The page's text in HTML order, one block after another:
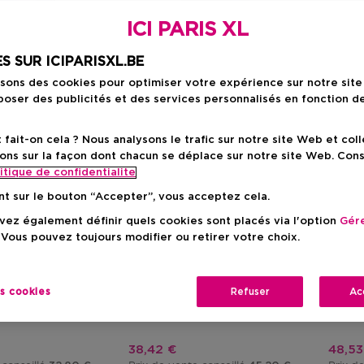
Cheveux
Pour Cheveux Blonds
Prix promotionnel
38,42 € Prix
ICI PARIS XL
SUR ICIPARISXL.BE
des cookies pour optimiser votre expérience sur notre
des publicités et des services personnalisés en fonction
fait-on cela ? Nous analysons le trafic sur notre site Web et
sur la façon dont chacun se déplace sur notre site Web.
de confidentialite
sur le bouton “Accepter”, vous acceptez cela.
également définir quels cookies sont placés via l'option
Vous pouvez toujours modifier ou retirer votre choix.
cookies Refuser